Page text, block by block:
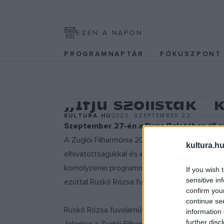
If you wish
sensitive
confirm
continue
information
further
EZEN A NAPON
PROGRAMNAPTÁR FÓKUSZPONT
„Ifjú szólisták”
KULTURA.HU 2020. SZEPTEMBER 22.
Szeptember 27-én a Duna Palotában áll
A Zuglói Filharmónia 2006 óta hivatásos
elhivatottságukkal és egyre komolyabb
komolyzenei programmal örvendeztetik
ezúttal Ruskó Rózsa fuvolaművészt
Ruskó Rózsa fuvolaművész 2020-ban